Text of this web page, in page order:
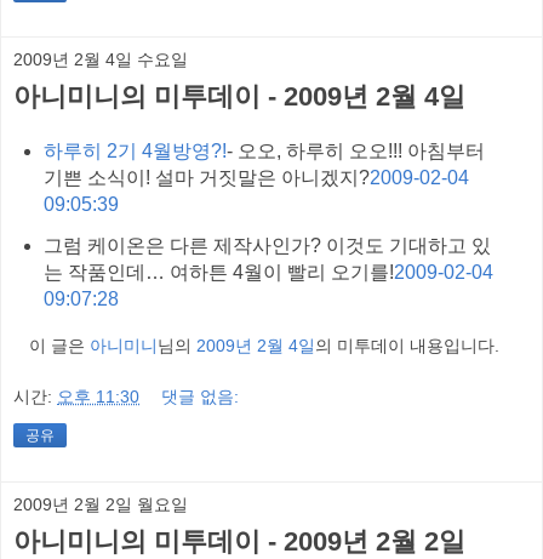
2009년 2월 4일 수요일
아니미니의 미투데이 - 2009년 2월 4일
하루히 2기 4월방영?!- 오오, 하루히 오오!!! 아침부터
기쁜 소식이! 설마 거짓말은 아니겠지?2009-02-04
09:05:39
그럼 케이온은 다른 제작사인가? 이것도 기대하고 있
는 작품인데… 여하튼 4월이 빨리 오기를!2009-02-04
09:07:28
이 글은 아니미니님의 2009년 2월 4일의 미투데이 내용입니다.
시간: 오후 11:30 댓글 없음:
공유
2009년 2월 2일 월요일
아니미니의 미투데이 - 2009년 2월 2일